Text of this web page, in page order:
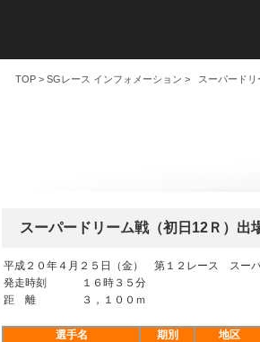
TOP > SGレース インフォメーション > スーパードリ
スーパードリーム戦（初日12Ｒ）出
平成２０年４月２５日（金） 第１２レース スー
発走時刻
１６時３５分
距 離
３，１００ｍ
選手名 期別 地区